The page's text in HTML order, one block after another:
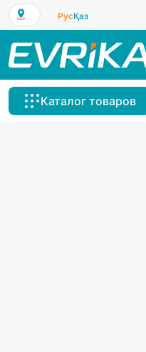
РусҚаз
Каталог товаров